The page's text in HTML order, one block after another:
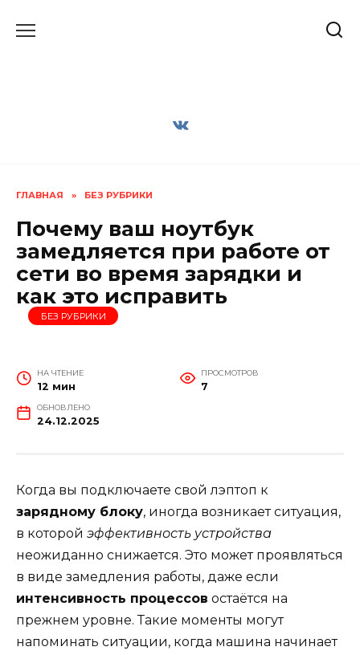
ГЛАВНАЯ » БЕЗ РУБРИКИ
Почему ваш ноутбук
замедляется при работе от
сети во время зарядки и
как это исправить
БЕЗ РУБРИКИ
НА ЧТЕНИЕ
12 мин
ПРОСМОТРОВ
7
ОБНОВЛЕНО
24.12.2025
Когда вы подключаете свой лэптоп к
зарядному блоку, иногда возникает ситуация,
в которой эффективность устройства
неожиданно снижается. Это может проявляться
в виде замедления работы, даже если
интенсивность процессов остаётся на
прежнем уровне. Такие моменты могут
напоминать ситуации, когда машина начинает